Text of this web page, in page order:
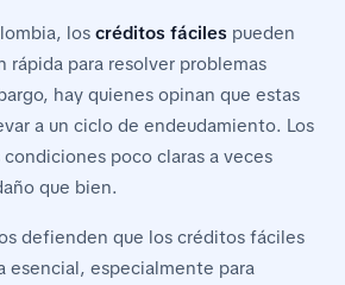
los créditos fáciles pueden
rápida para resolver problemas
hay quienes opinan que estas
a un ciclo de endeudamiento. Los
poco claras a veces
que bien.
defienden que los créditos fáciles
esencial, especialmente para